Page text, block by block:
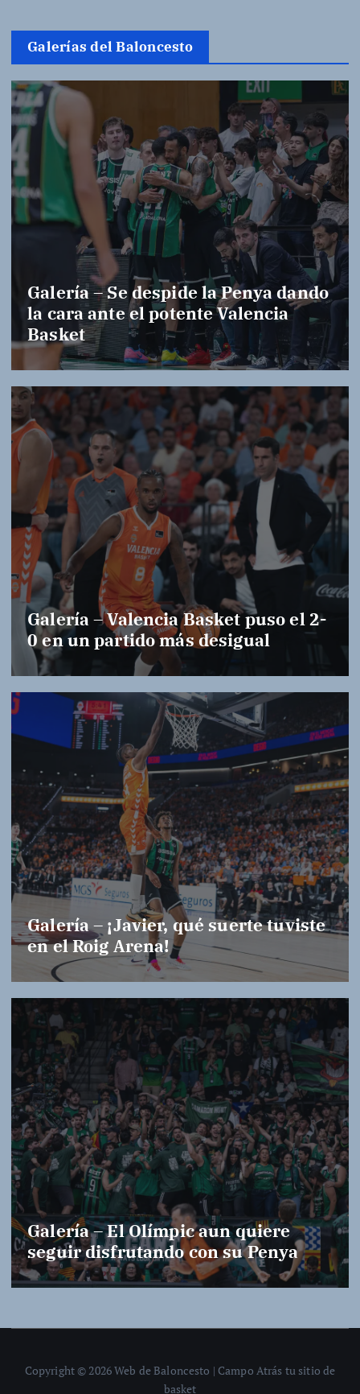
Galerías del Baloncesto
Galería – Se despide la Penya dando
la cara ante el potente Valencia
Basket
Galería – Valencia Basket puso el 2-
0 en un partido más desigual
Galería – ¡Javier, qué suerte tuviste
en el Roig Arena!
Galería – El Olímpic aun quiere
seguir disfrutando con su Penya
Copyright © 2026 Web de Baloncesto | Campo Atrás tu sitio de
basket